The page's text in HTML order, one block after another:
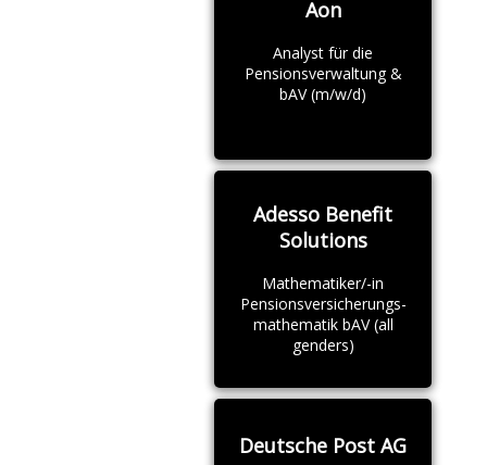
Aon
Analyst für die
Pensionsverwaltung &
bAV (m/w/d)
Adesso Benefit
Solutions
Mathematiker/-in
Pensionsversicherungs-
mathematik bAV (all
genders)
Deutsche Post AG